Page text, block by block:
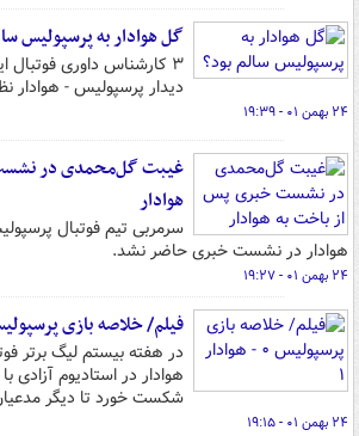
گل هوادار به پرسپولیس
۳ کارشناس داوری فوتبال
دیدار پرسپولیس - هوادار
۲۴ بهمن ۰۱ - ۱۹:۳۹
غیبت گل‌محمدی در
هوادار
سرمربی تیم فوتبال
هوادار در نشست خبری حاضر نشد.
۲۴ بهمن ۰۱ - ۱۹:۲۷
فیلم/ خلاصه بازی پرسپولیس ۰ -
در هفته بیستم لیگ برتر
هوادار در استادیوم آزادی
شکست خورد تا دیگر
۲۴ بهمن ۰۱ - ۱۹:۱۵